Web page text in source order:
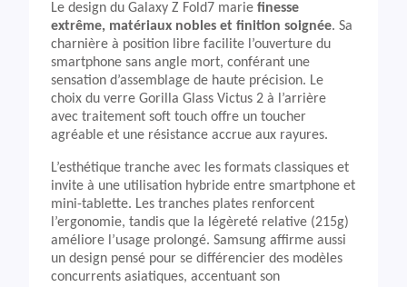
Le design du Galaxy Z Fold7 marie finesse
extrême, matériaux nobles et finition soignée. Sa
charnière à position libre facilite l’ouverture du
smartphone sans angle mort, conférant une
sensation d’assemblage de haute précision. Le
choix du verre Gorilla Glass Victus 2 à l’arrière
avec traitement soft touch offre un toucher
agréable et une résistance accrue aux rayures.
L’esthétique tranche avec les formats classiques et
invite à une utilisation hybride entre smartphone et
mini-tablette. Les tranches plates renforcent
l’ergonomie, tandis que la légèreté relative (215g)
améliore l’usage prolongé. Samsung affirme aussi
un design pensé pour se différencier des modèles
concurrents asiatiques, accentuant son